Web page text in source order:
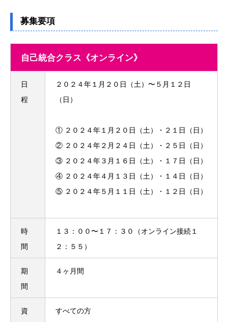
募集要項
自己統合クラス《オンライン》
日
程
２０２４年１月２０日（土）〜５月１２日
（日）
① ２０２４年１⽉２０日（土）・２１⽇（日）
② ２０２４年２⽉２４日（土）・２５⽇（日）
③ ２０２４年３⽉１６日（土）・１７⽇（日）
④ ２０２４年４⽉１３⽇（土）・１４⽇（日）
⑤ ２０２４年５月１１日（土）・１２⽇（日）
時
間
１３：００〜１７：３０（オンライン接続１
２：５５）
期
間
４ヶ月間
資
すべての方